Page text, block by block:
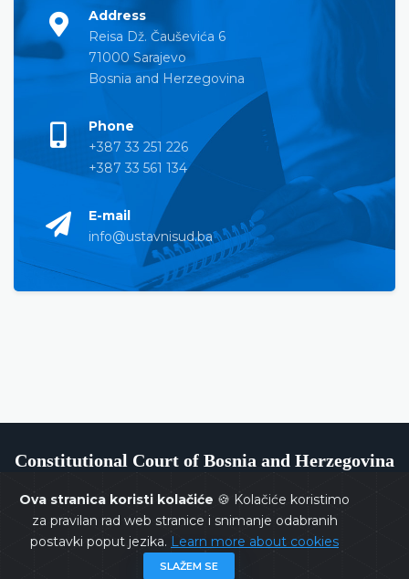
Ova stranica koristi kolačiće 🍪 Kolačiće koristimo
za pravilan rad web stranice i snimanje odabranih
postavki poput jezika. Learn more about cookies
SLAŽEM SE
Address
Reisa Dž. Čauševića 6
71000 Sarajevo
Bosnia and Herzegovina
Phone
+387 33 251 226
+387 33 561 134
E-mail
info@ustavnisud.ba
Constitutional Court of Bosnia and Herzegovina
Copyrights @ 2026Constitutional Court of BiHAll rights
reserved.